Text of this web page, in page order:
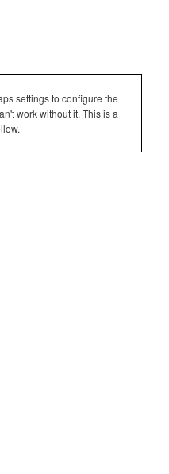
settings to configure the
work without it. This is a